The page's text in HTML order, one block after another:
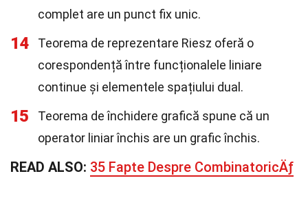
complet are un punct fix unic.
14
Teorema de reprezentare Riesz oferă o
corespondență între funcționalele liniare
continue și elementele spațiului dual.
15
Teorema de închidere grafică spune că un
operator liniar închis are un grafic închis.
READ ALSO: 35 Fapte Despre CombinatoricÄƒ